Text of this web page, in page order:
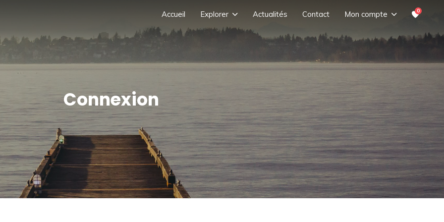
Accueil Explorer Actualités Contact Mon compte 0
Connexion